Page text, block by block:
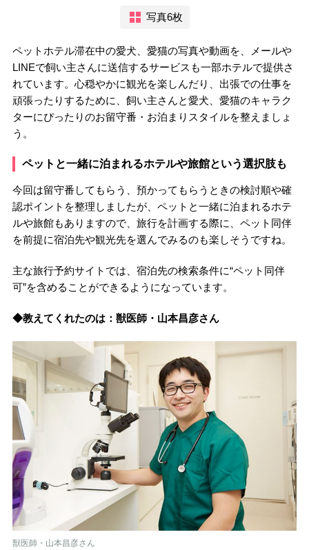
写真6枚
ペットホテル滞在中の愛犬、愛猫の写真や動画を、メールや
LINEで飼い主さんに送信するサービスも一部ホテルで提供さ
れています。心穏やかに観光を楽しんだり、出張での仕事を
頑張ったりするために、飼い主さんと愛犬、愛猫のキャラク
ターにぴったりのお留守番・お泊まりスタイルを整えましょ
う。
ペットと一緒に泊まれるホテルや旅館という選択肢も
今回は留守番してもらう、預かってもらうときの検討順や確
認ポイントを整理しましたが、ペットと一緒に泊まれるホテ
ルや旅館もありますので、旅行を計画する際に、ペット同伴
を前提に宿泊先や観光先を選んでみるのも楽しそうですね。
主な旅行予約サイトでは、宿泊先の検索条件に“ペット同伴
可”を含めることができるようになっています。
◆教えてくれたのは：獣医師・山本昌彦さん
獣医師・山本昌彦さん